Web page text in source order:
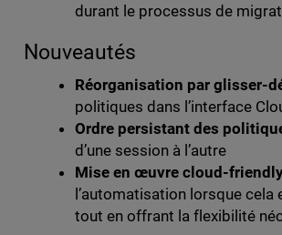
durant le processus de
Nouveautés
Réorganisation par glisser-
politiques dans l’interface
Ordre persistant des
d’une session à l’autre
Mise en œuvre cloud-
l’automatisation lorsque cela
tout en offrant la flexibilité